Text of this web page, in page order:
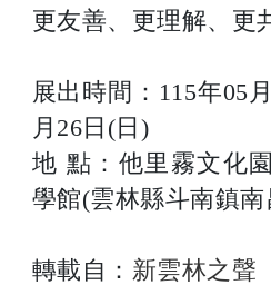
更友善、更理解、更
展出時間：115年05
月26日(日)
地 點：他里霧文化
學館(雲林縣斗南鎮南
轉載自： 新雲林之聲